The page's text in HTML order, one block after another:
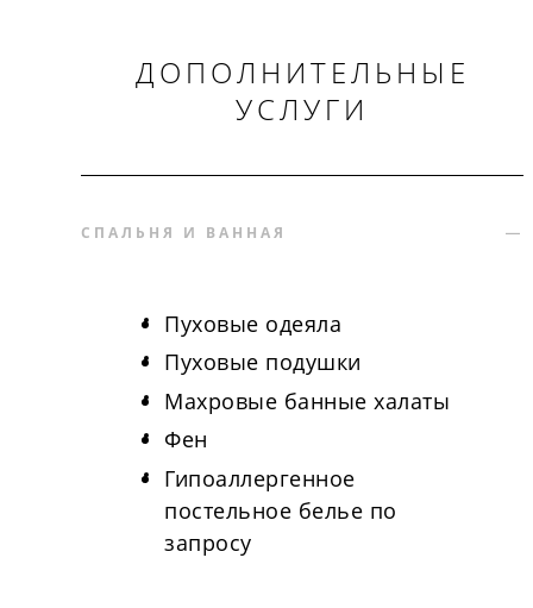
ДОПОЛНИТЕЛЬНЫЕ
УСЛУГИ
СПАЛЬНЯ И ВАННАЯ
Пуховые одеяла
Пуховые подушки
Махровые банные халаты
Фен
Гипоаллергенное
постельное белье по
запросу